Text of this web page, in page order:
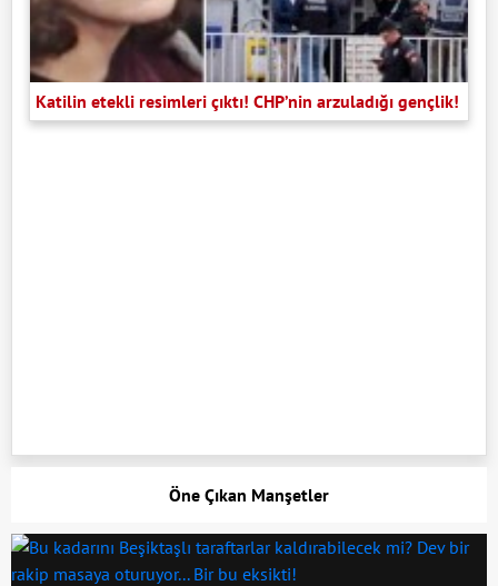
Katilin etekli resimleri çıktı! CHP’nin arzuladığı gençlik!
Öne Çıkan Manşetler